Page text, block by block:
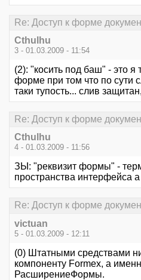
Re: Доступ к форме
Cthulhu
3 - 01.03.2009 - 11:54
(2): "косить под баш" - это
форме при том что по сути
таки тупость... слив
Re: Доступ к форме
Cthulhu
4 - 01.03.2009 - 11:56
ЗЫ: "реквизит формы" -
пространства интерфейса
Re: Доступ к форме
victuan
5 - 01.03.2009 - 12:11
(0) Штатными средствами
компоненту Formex, а
РасширениеФормы.